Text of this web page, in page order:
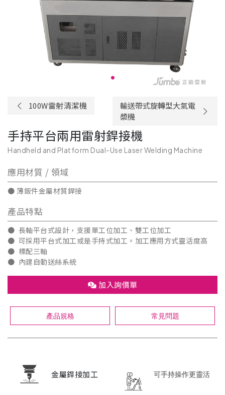
100W雷射清潔機
輸送帶式旋轉型大氣電
漿機
手持平台兩用雷射銲接機
Handheld and Platform Dual-Use Laser Welding Machine
應用材質 / 領域
● 薄鈑件金屬材質銲接
產品特點
● 長軸平台式設計，支援單工位加工、雙工位加工
● 可採用平台式加工或是手持式加工。加工應用方式靈活度高
● 標配三軸
● 內建自動送絲系統
加入詢價單
產品規格 常見問題
金屬銲接加工 可手持操作更靈活